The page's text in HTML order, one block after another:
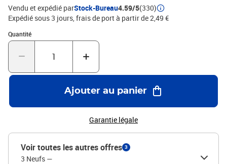
Vendu et expédié parStock-Bureau4.59/5(330)
Expédié sous 3 jours, frais de port à partir de 2,49 €
Quantité
Quantité : 1
Ajouter au panier
Garantie légale
Voir toutes les autres offres 3
3 Neufs —